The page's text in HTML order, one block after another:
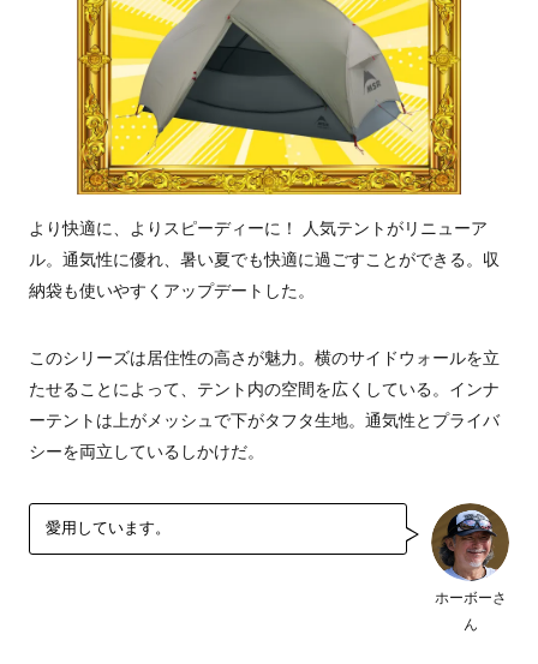
より快適に、よりスピーディーに！ 人気テントがリニューア
ル。通気性に優れ、暑い夏でも快適に過ごすことができる。収
納袋も使いやすくアップデートした。
このシリーズは居住性の高さが魅力。横のサイドウォールを立
たせることによって、テント内の空間を広くしている。インナ
ーテントは上がメッシュで下がタフタ生地。通気性とプライバ
シーを両立しているしかけだ。
愛用しています。
ホーボーさ
ん